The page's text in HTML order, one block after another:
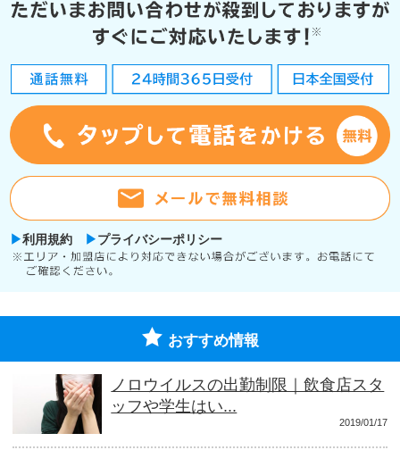
利用規約 プライバシーポリシー
おすすめ情報
ノロウイルスの出勤制限｜飲食店スタ
ッフや学生はい...
2019/01/17